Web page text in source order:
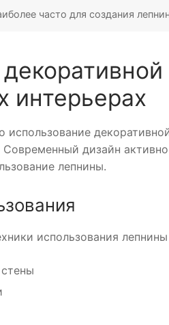
часто для создания
интерьерах
использование
дизайн
лепнины.
использования